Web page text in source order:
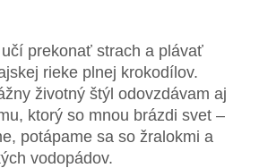
prekonať strach a plávať
rieke plnej krokodílov.
životný štýl odovzdávam aj
ktorý so mnou brázdi svet –
potápame sa so žralokmi a
vodopádov.